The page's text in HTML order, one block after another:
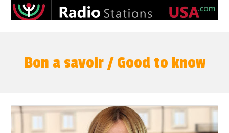
Bon a savoir / Good to know